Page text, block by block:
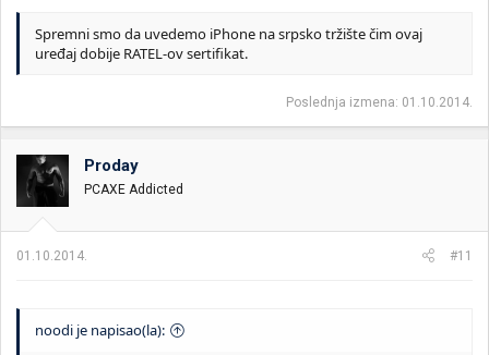
Spremni smo da uvedemo iPhone na srpsko tržište čim ovaj
uređaj dobije RATEL-ov sertifikat.
Poslednja izmena: 01.10.2014.
Proday
PCAXE Addicted
01.10.2014. #11
noodi je napisao(la):